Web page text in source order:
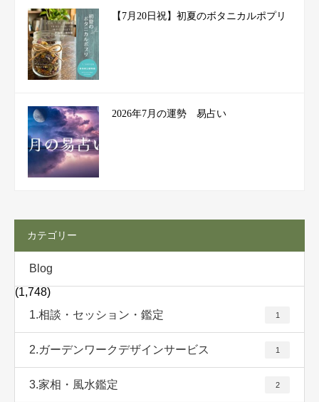
【7月20日祝】初夏のボタニカルポプリ
2026年7月の運勢 易占い
カテゴリー
Blog
(1,748)
1.相談・セッション・鑑定
1
2.ガーデンワークデザインサービス 1
3.家相・風水鑑定 2